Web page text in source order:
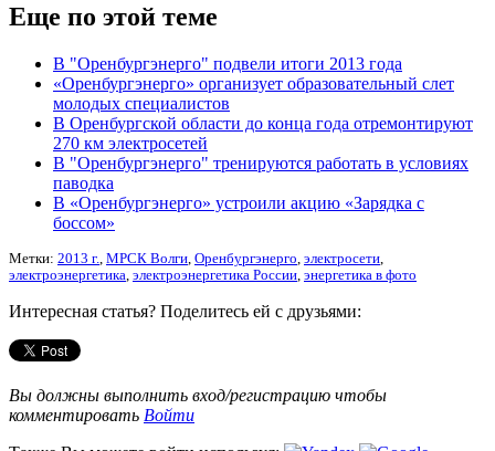
Еще по этой теме
В "Оренбургэнерго" подвели итоги 2013 года
«Оренбургэнерго» организует образовательный слет
молодых специалистов
В Оренбургской области до конца года отремонтируют
270 км электросетей
В "Оренбургэнерго" тренируются работать в условиях
паводка
В «Оренбургэнерго» устроили акцию «Зарядка с
боссом»
Метки: 2013 г. МРСК Волги Оренбургэнерго электросети
электроэнергетика электроэнергетика России энергетика в фото
Интересная статья? Поделитесь ей с друзьями:
Вы должны выполнить вход/регистрацию чтобы
комментировать Войти